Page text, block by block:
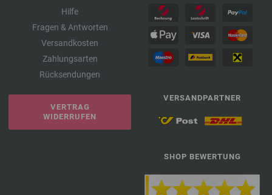
Hilfe
Fragen & Antworten
Versandkosten
Zahlungsarten
Rücksendungen
VERTRAG
WIDERRUFEN
VERSANDPARTNER
SHOP BEWERTUNG